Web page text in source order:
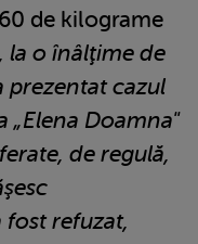
de kilograme
la o înâlţime de
prezentat cazul
„Elena Doamna"
de regulă,
fost refuzat,